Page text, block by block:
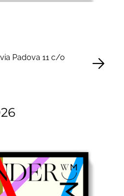
Padova 11 c/o